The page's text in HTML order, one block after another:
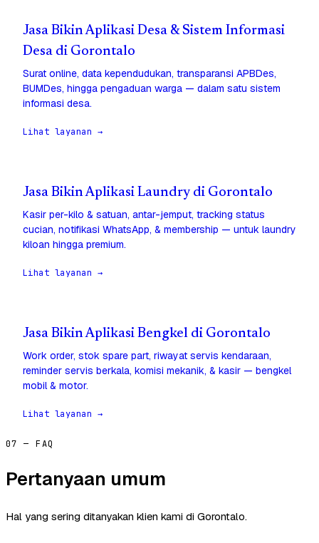
Jasa Bikin Aplikasi Desa & Sistem Informasi
Desa di Gorontalo
Surat online, data kependudukan, transparansi APBDes,
BUMDes, hingga pengaduan warga — dalam satu sistem
informasi desa.
Lihat layanan →
Jasa Bikin Aplikasi Laundry di Gorontalo
Kasir per-kilo & satuan, antar-jemput, tracking status
cucian, notifikasi WhatsApp, & membership — untuk laundry
kiloan hingga premium.
Lihat layanan →
Jasa Bikin Aplikasi Bengkel di Gorontalo
Work order, stok spare part, riwayat servis kendaraan,
reminder servis berkala, komisi mekanik, & kasir — bengkel
mobil & motor.
Lihat layanan →
07 — FAQ
Pertanyaan umum
Hal yang sering ditanyakan klien kami di Gorontalo.